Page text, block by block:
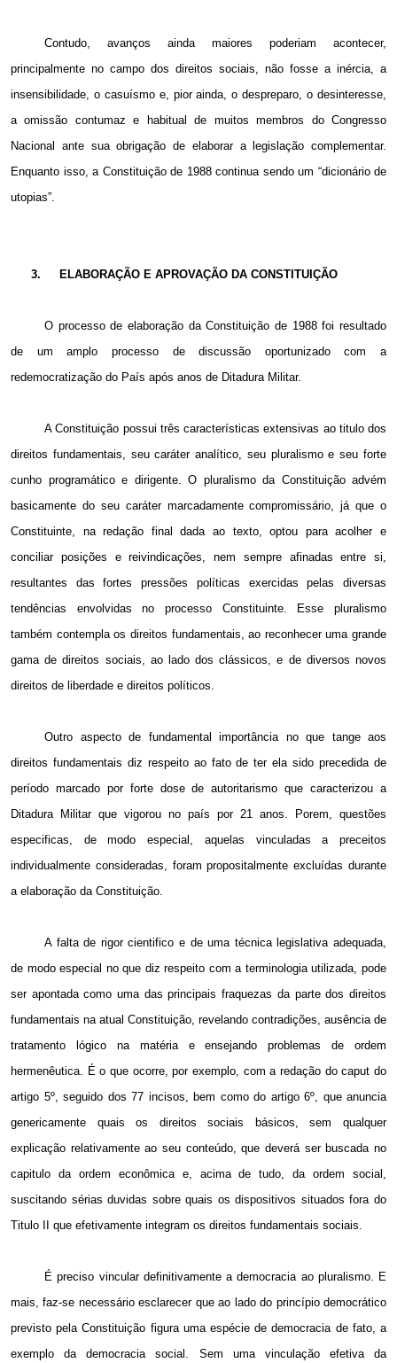
Contudo, avanços ainda maiores poderiam acontecer,
principalmente no campo dos direitos sociais, não fosse a inércia, a
insensibilidade, o casuísmo e, pior ainda, o despreparo, o desinteresse,
a omissão contumaz e habitual de muitos membros do Congresso
Nacional ante sua obrigação de elaborar a legislação complementar.
Enquanto isso, a Constituição de 1988 continua sendo um “dicionário de
utopias”.
3. ELABORAÇÃO E APROVAÇÃO DA CONSTITUIÇÃO
O processo de elaboração da Constituição de 1988 foi resultado
de um amplo processo de discussão oportunizado com a
redemocratização do País após anos de Ditadura Militar.
A Constituição possui três características extensivas ao titulo dos
direitos fundamentais, seu caráter analítico, seu pluralismo e seu forte
cunho programático e dirigente. O pluralismo da Constituição advém
basicamente do seu caráter marcadamente compromissário, já que o
Constituinte, na redação final dada ao texto, optou para acolher e
conciliar posições e reivindicações, nem sempre afinadas entre si,
resultantes das fortes pressões políticas exercidas pelas diversas
tendências envolvidas no processo Constituinte. Esse pluralismo
também contempla os direitos fundamentais, ao reconhecer uma grande
gama de direitos sociais, ao lado dos clássicos, e de diversos novos
direitos de liberdade e direitos políticos.
Outro aspecto de fundamental importância no que tange aos
direitos fundamentais diz respeito ao fato de ter ela sido precedida de
período marcado por forte dose de autoritarismo que caracterizou a
Ditadura Militar que vigorou no país por 21 anos. Porem, questões
especificas, de modo especial, aquelas vinculadas a preceitos
individualmente consideradas, foram propositalmente excluídas durante
a elaboração da Constituição.
A falta de rigor cientifico e de uma técnica legislativa adequada,
de modo especial no que diz respeito com a terminologia utilizada, pode
ser apontada como uma das principais fraquezas da parte dos direitos
fundamentais na atual Constituição, revelando contradições, ausência de
tratamento lógico na matéria e ensejando problemas de ordem
hermenêutica. É o que ocorre, por exemplo, com a redação do caput do
artigo 5º, seguido dos 77 incisos, bem como do artigo 6º, que anuncia
genericamente quais os direitos sociais básicos, sem qualquer
explicação relativamente ao seu conteúdo, que deverá ser buscada no
capitulo da ordem econômica e, acima de tudo, da ordem social,
suscitando sérias duvidas sobre quais os dispositivos situados fora do
Titulo II que efetivamente integram os direitos fundamentais sociais.
É preciso vincular definitivamente a democracia ao pluralismo. E
mais, faz-se necessário esclarecer que ao lado do princípio democrático
previsto pela Constituição figura uma espécie de democracia de fato, a
exemplo da democracia social. Sem uma vinculação efetiva da